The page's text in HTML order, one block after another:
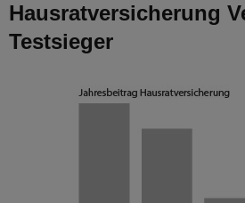
Hausratversicherung
Testsieger